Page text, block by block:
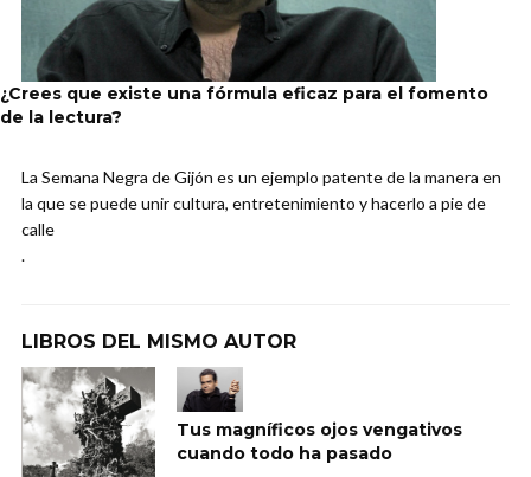
¿Crees que existe una fórmula eficaz para el fomento
de la lectura?
La Semana Negra de Gijón es un ejemplo patente de la manera en
la que se puede unir cultura, entretenimiento y hacerlo a pie de
calle
.
LIBROS DEL MISMO AUTOR
Tus magníficos ojos vengativos
cuando todo ha pasado